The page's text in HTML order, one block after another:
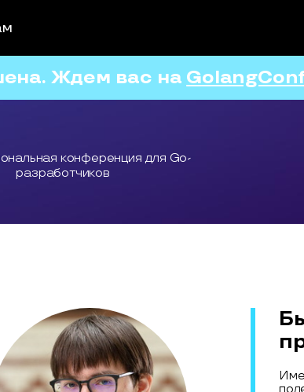
Ждем вас на
конференция для Go-
разработчиков